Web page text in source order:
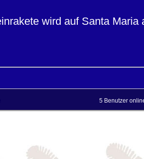
wird auf Santa Maria
5 Benutzer